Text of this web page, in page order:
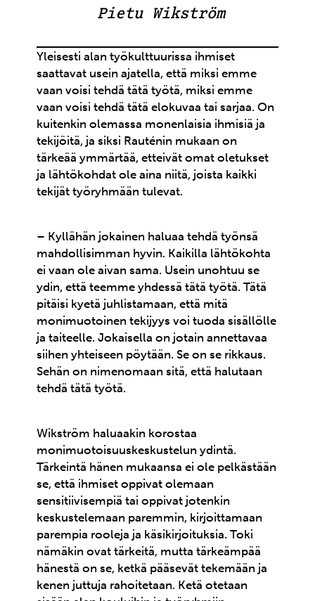
Pietu Wikström
Yleisesti alan työkulttuurissa ihmiset
saattavat usein ajatella, että miksi emme
vaan voisi tehdä tätä työtä, miksi emme
vaan voisi tehdä tätä elokuvaa tai sarjaa. On
kuitenkin olemassa monenlaisia ihmisiä ja
tekijöitä, ja siksi Rauténin mukaan on
tärkeää ymmärtää, etteivät omat oletukset
ja lähtökohdat ole aina niitä, joista kaikki
tekijät työryhmään tulevat.
– Kyllähän jokainen haluaa tehdä työnsä
mahdollisimman hyvin. Kaikilla lähtökohta
ei vaan ole aivan sama. Usein unohtuu se
ydin, että teemme yhdessä tätä työtä. Tätä
pitäisi kyetä juhlistamaan, että mitä
monimuotoinen tekijyys voi tuoda sisällölle
ja taiteelle. Jokaisella on jotain annettavaa
siihen yhteiseen pöytään. Se on se rikkaus.
Sehän on nimenomaan sitä, että halutaan
tehdä tätä työtä.
Wikström haluaakin korostaa
monimuotoisuuskeskustelun ydintä.
Tärkeintä hänen mukaansa ei ole pelkästään
se, että ihmiset oppivat olemaan
sensitiivisempiä tai oppivat jotenkin
keskustelemaan paremmin, kirjoittamaan
parempia rooleja ja käsikirjoituksia. Toki
nämäkin ovat tärkeitä, mutta tärkeämpää
hänestä on se, ketkä pääsevät tekemään ja
kenen juttuja rahoitetaan. Ketä otetaan